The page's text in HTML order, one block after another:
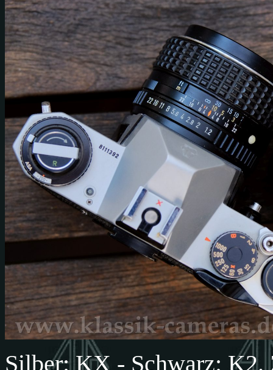
Silber: KX - Schwarz: K2.